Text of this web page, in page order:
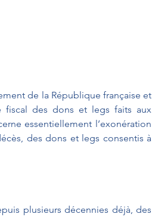
de la République française et
fiscal des dons et legs faits aux
essentiellement l’exonération
des dons et legs consentis à
plusieurs décennies déjà, des